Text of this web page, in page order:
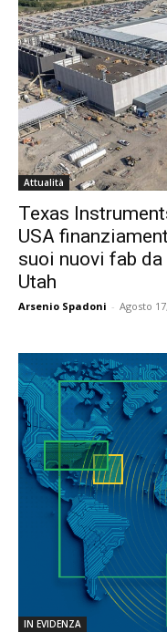
Attualità
Texas
USA
suoi nuovi fab
Utah
Arsenio Spadoni - Agosto
IN EVIDENZA